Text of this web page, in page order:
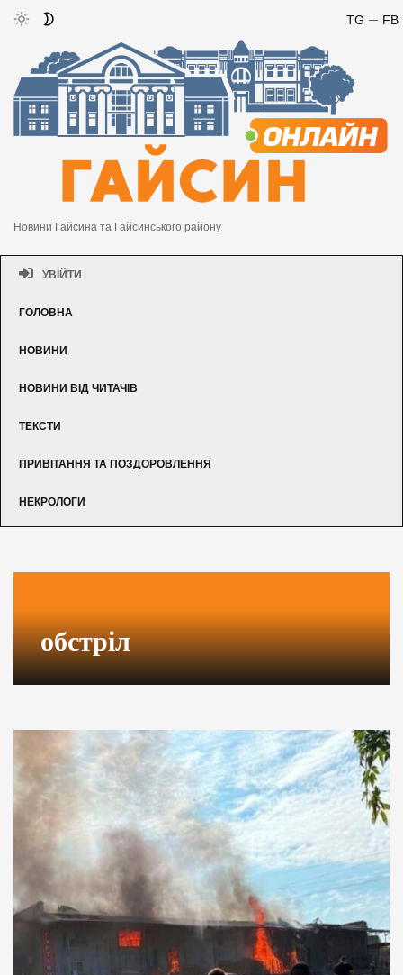
FB
TG
Новини Гайсина та Гайсинського району
УВІЙТИ
ГОЛОВНА
НОВИНИ
НОВИНИ ВІД ЧИТАЧІВ
ТЕКСТИ
ПРИВІТАННЯ ТА ПОЗДОРОВЛЕННЯ
НЕКРОЛОГИ
обстріл